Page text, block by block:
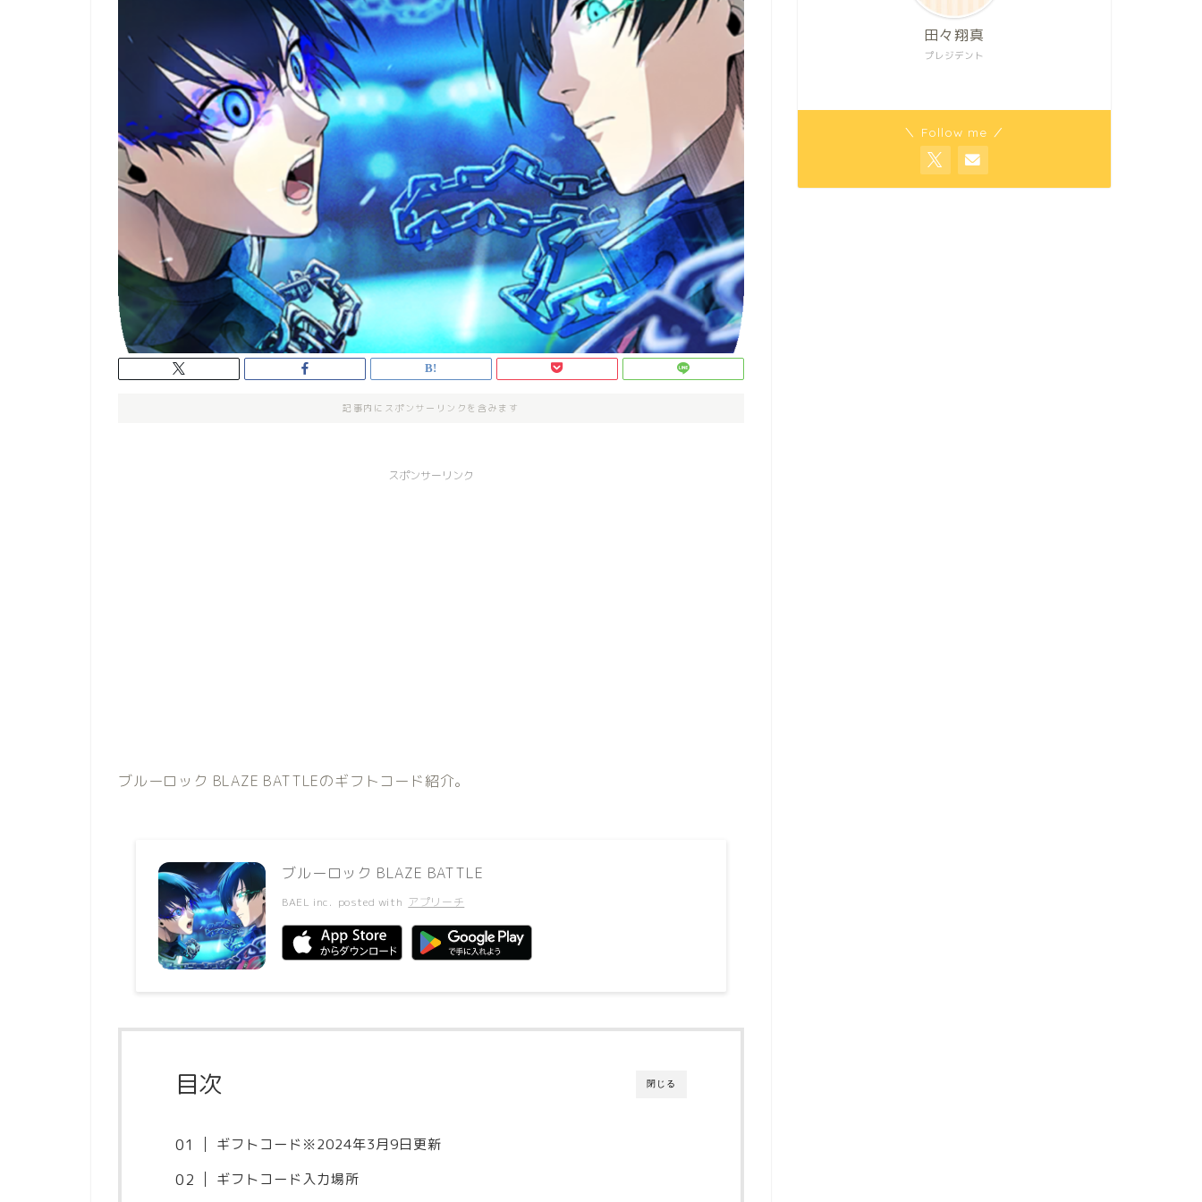
記事内にスポンサーリンクを含みます
スポンサーリンク
ブルーロック BLAZE BATTLEのギフトコード紹介。
ブルーロック BLAZE BATTLE
BAEL inc. posted with アプリーチ
閉じる
目次
ギフトコード※2024年3月9日更新
ギフトコード入力場所
プレジデント
田々翔真
＼ Follow me ／